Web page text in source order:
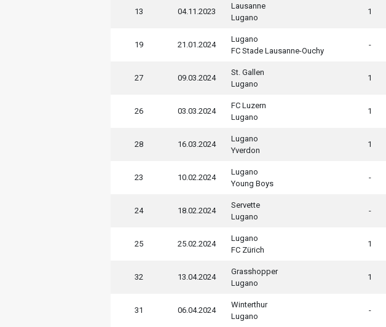
13 04.11.2023
Lausanne
Lugano
1
19 21.01.2024
Lugano
FC Stade Lausanne-Ouchy
-
27 09.03.2024
St. Gallen
Lugano
1
26 03.03.2024
FC Luzern
Lugano
1
28 16.03.2024
Lugano
Yverdon
1
23 10.02.2024
Lugano
Young Boys
-
24 18.02.2024
Servette
Lugano
-
25 25.02.2024
Lugano
FC Zürich
1
32 13.04.2024
Grasshopper
Lugano
1
31 06.04.2024
Winterthur
Lugano
-